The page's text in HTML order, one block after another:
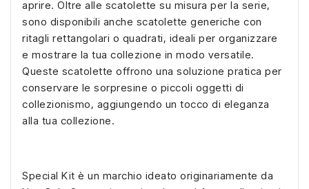
aprire. Oltre alle scatolette su misura per la serie,
sono disponibili anche scatolette generiche con
ritagli rettangolari o quadrati, ideali per organizzare
e mostrare la tua collezione in modo versatile.
Queste scatolette offrono una soluzione pratica per
conservare le sorpresine o piccoli oggetti di
collezionismo, aggiungendo un tocco di eleganza
alla tua collezione.
Special Kit è un marchio ideato originariamente da